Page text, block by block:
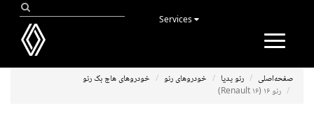
Toggle
صفحه‌اصلی رنو پدیا خودروهای رنو
خودروهای هاچ بک رنو
رنو ۱۶ (Renault ۱۶)